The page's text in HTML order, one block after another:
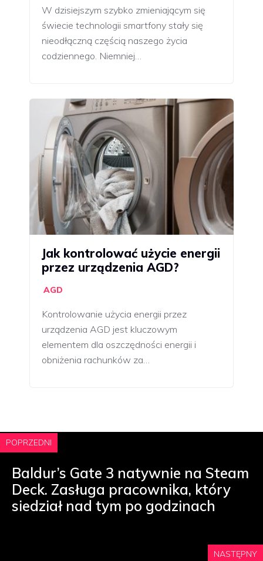
W dzisiejszym szybko zmieniającym się
świecie technologii smartfony stały się
nieodłączną częścią naszego życia
codziennego. Niemniej…
Jak kontrolować użycie energii
przez urządzenia AGD?
AGD
Kontrolowanie użycia energii przez
urządzenia AGD jest kluczowym
elementem dla oszczędności energii i
obniżenia rachunków za…
POPRZEDNI
Baldur’s Gate 3 natywnie na Steam
Deck. Zasługa pracownika, który
siedział nad tym po godzinach
NASTĘPNY